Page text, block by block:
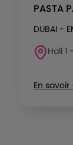
PASTA
DUBAI -
Hall 1
En savoir